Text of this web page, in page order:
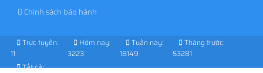
Chính sách bảo hành
Trực tuyến:
11
Hôm nay:
3223
Tuần này:
18149
Tháng trước:
53281
Tất cả: